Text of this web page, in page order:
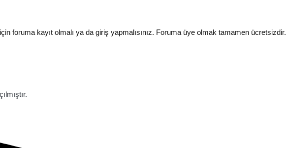
foruma kayıt olmalı ya da giriş yapmalısınız. Foruma üye olmak tamamen ücretsizdir.